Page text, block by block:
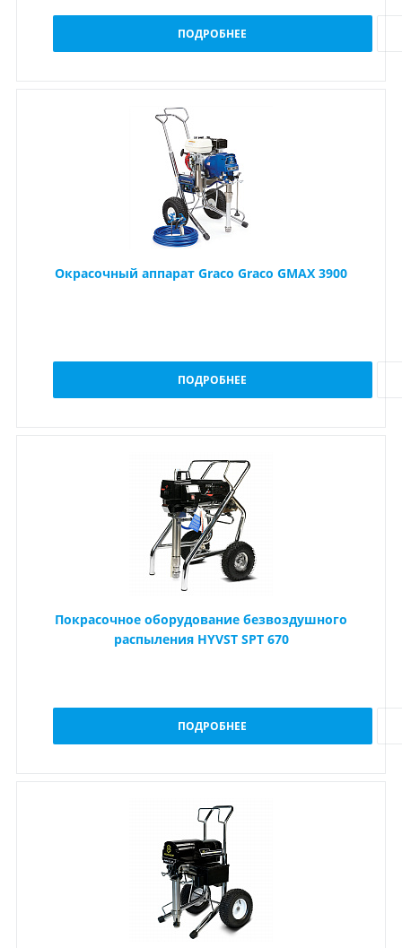
ПОДРОБНЕЕ
Окрасочный аппарат Graco Graco GMAX 3900
ПОДРОБНЕЕ
Покрасочное оборудование безвоздушного
распыления HYVST SPT 670
ПОДРОБНЕЕ